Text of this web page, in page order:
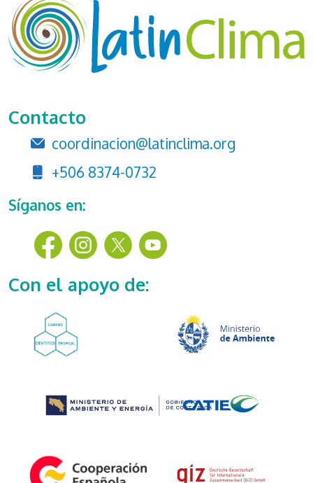
Contacto
coordinacion@latinclima.org
+506 8374-0732
Síganos en:
Con el apoyo de: